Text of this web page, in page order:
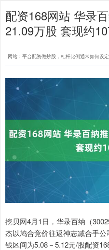
配资168网站 华录
21.09万股 套现约
网站：平台配资做炒股，杠杆比例通常如何设定
挖贝网4月1日，华录百纳（
杰以鸠合竞价往返神志减合手
钱区间为5.08－5.12元/股配资